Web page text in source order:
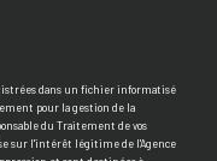
dans un fichier informatisé
pour la gestion de la
du Traitement de vos
sur l'intérêt légitime de l'Agence